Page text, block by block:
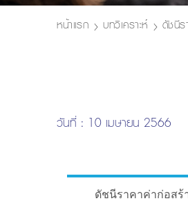
หน้าแรก บทวิเคราะห์ ดัชนีร
วันที่ : 10 เมษายน 2566
ดัชนีราคาค่าก่อสร้างบ้า